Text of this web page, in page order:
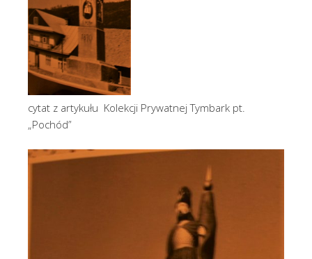
cytat z artykułu Kolekcji Prywatnej Tymbark pt.
„Pochód”